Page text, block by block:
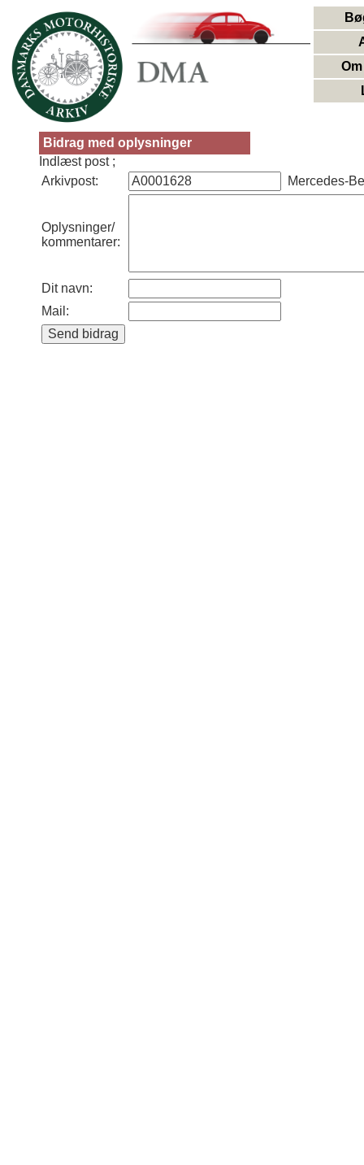
Bidrag med oplysninger
Indlæst post ;
Arkivpost:
Mercedes-
Oplysninger/
kommentarer:
Dit navn:
Mail: